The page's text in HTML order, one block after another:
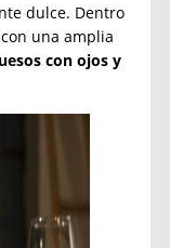
dulce. Dentro
una amplia
con ojos y